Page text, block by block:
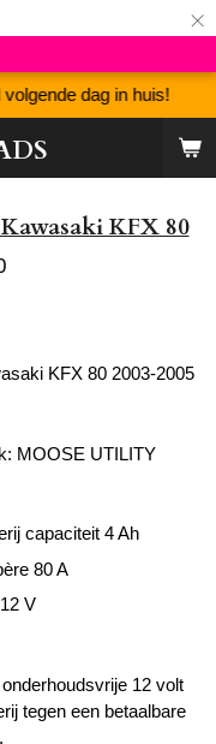
×
dag in huis!
KFX 80
KFX 80 2003-2005
MOOSE UTILITY
capaciteit 4 Ah
80 A
12 V
12 volt
tegen een betaalbare